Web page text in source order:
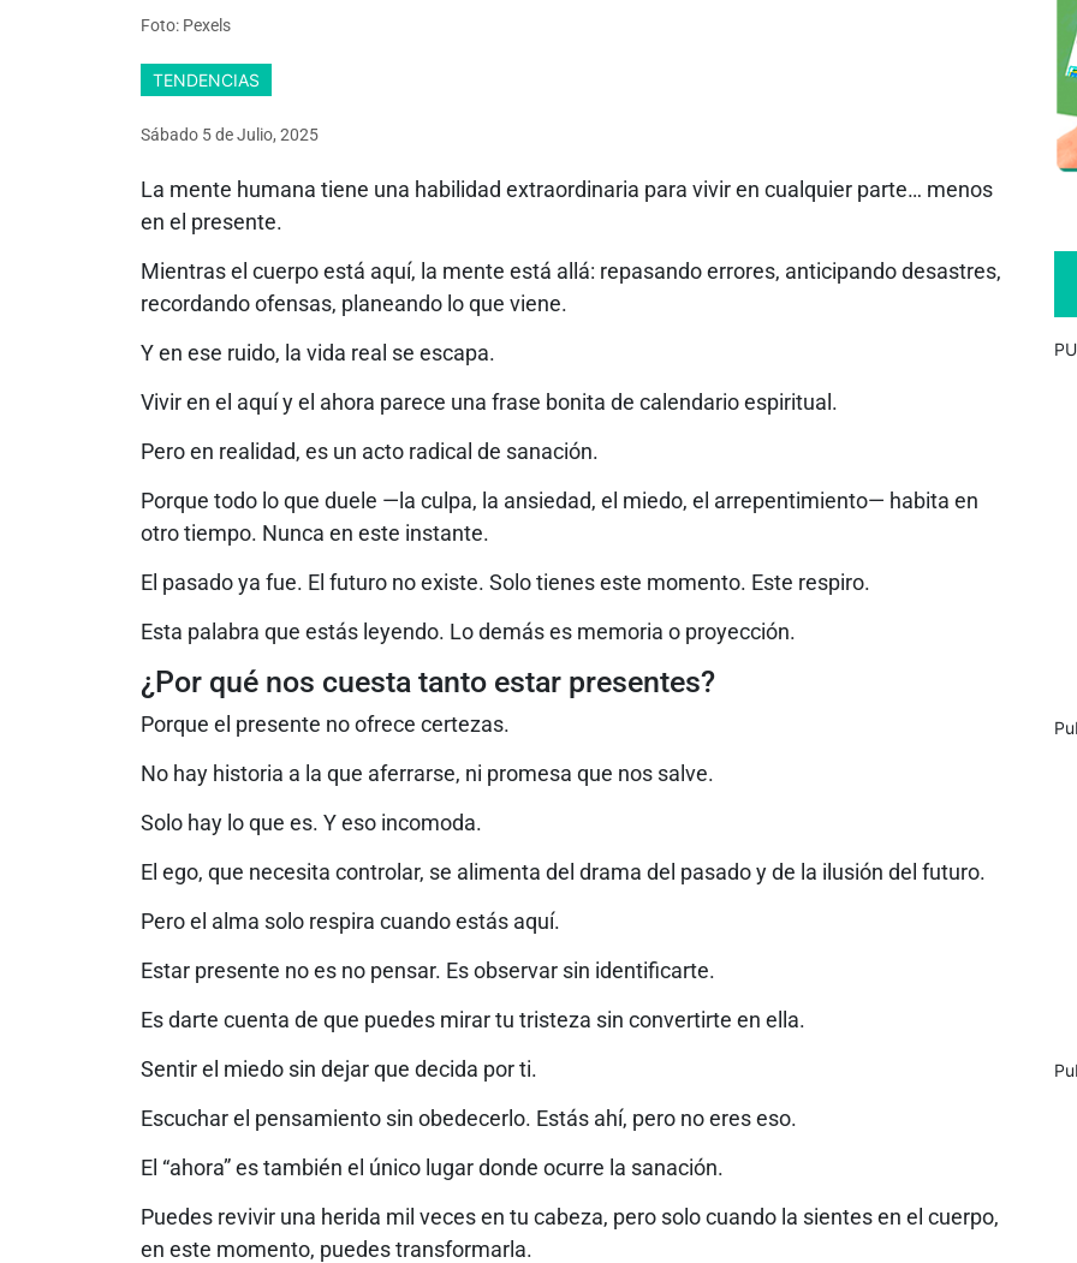
Foto: Pexels
TENDENCIAS
Sábado 5deJulio, 2025
La mente humana tiene una habilidad extraordinaria para vivir en cualquier parte… menos
en el presente.
Mientras el cuerpo está aquí, la mente está allá: repasando errores, anticipando desastres,
recordando ofensas, planeando lo que viene.
Y en ese ruido, la vida real se escapa.
Vivir en el aquí y el ahora parece una frase bonita de calendario espiritual.
Pero en realidad, es un acto radical de sanación.
Porque todo lo que duele —la culpa, la ansiedad, el miedo, el arrepentimiento— habita en
otro tiempo. Nunca en este instante.
El pasado ya fue. El futuro no existe. Solo tienes este momento. Este respiro.
Esta palabra que estás leyendo. Lo demás es memoria o proyección.
¿Por qué nos cuesta tanto estar presentes?
Porque el presente no ofrece certezas.
No hay historia a la que aferrarse, ni promesa que nos salve.
Solo hay lo que es. Y eso incomoda.
El ego, que necesita controlar, se alimenta del drama del pasado y de la ilusión del futuro.
Pero el alma solo respira cuando estás aquí.
Estar presente no es no pensar. Es observar sin identificarte.
Es darte cuenta de que puedes mirar tu tristeza sin convertirte en ella.
Sentir el miedo sin dejar que decida por ti.
Escuchar el pensamiento sin obedecerlo. Estás ahí, pero no eres eso.
El “ahora” es también el único lugar donde ocurre la sanación.
Puedes revivir una herida mil veces en tu cabeza, pero solo cuando la sientes en el cuerpo,
en este momento, puedes transformarla.